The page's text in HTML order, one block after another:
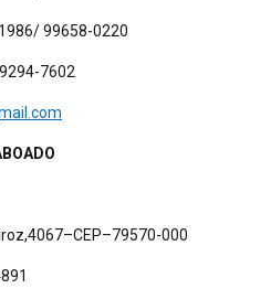
99658-0220
7602
000